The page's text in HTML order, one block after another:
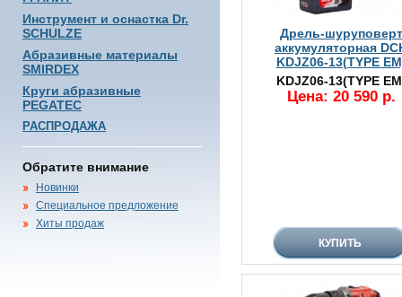
Инструмент и оснастка Dr.
SCHULZE
Абразивные материалы
SMIRDEX
Круги абразивные
PEGATEC
РАСПРОДАЖА
Обратите внимание
Новинки
Специальное предложение
Хиты продаж
Дрель-шуруповерт
аккумуляторная
KDJZ06-13(TYPE
KDJZ06-13(TYPE
Цена: 20 590 р.